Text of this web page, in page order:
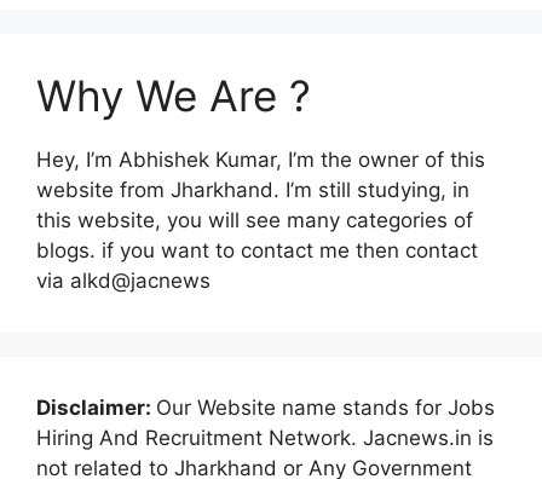
Why We Are ?
Hey, I’m Abhishek Kumar, I’m the owner of this
website from Jharkhand. I’m still studying, in
this website, you will see many categories of
blogs. if you want to contact me then contact
via alkd@jacnews
Disclaimer: Our Website name stands for Jobs
Hiring And Recruitment Network. Jacnews.in is
not related to Jharkhand or Any Government